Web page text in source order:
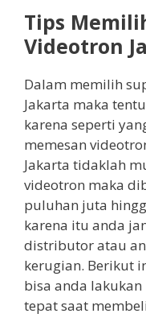
Tips
Videotron
Dalam memilih
Jakarta maka
karena seperti
memesan
Jakarta tidaklah
videotron maka
puluhan juta
karena itu anda
distributor atau
kerugian. Berikut
bisa anda
tepat saat